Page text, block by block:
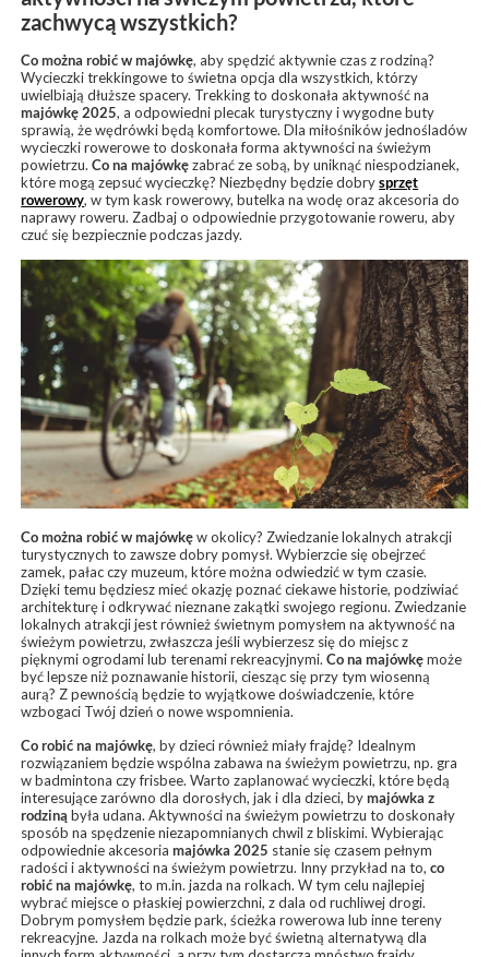
zachwycą wszystkich?
Co można robić w majówkę, aby spędzić aktywnie czas z rodziną?
Wycieczki trekkingowe to świetna opcja dla wszystkich, którzy
uwielbiają dłuższe spacery. Trekking to doskonała aktywność na
majówkę 2025, a odpowiedni plecak turystyczny i wygodne buty
sprawią, że wędrówki będą komfortowe. Dla miłośników jednośladów
wycieczki rowerowe to doskonała forma aktywności na świeżym
powietrzu.Co na majówkęzabrać ze sobą, by uniknąć niespodzianek,
które mogą zepsuć wycieczkę? Niezbędny będzie dobrysprzęt
rowerowy, w tym kask rowerowy, butelka na wodę oraz akcesoria do
naprawy roweru. Zadbaj o odpowiednie przygotowanie roweru, aby
czuć się bezpiecznie podczas jazdy.
Co można robić w majówkęw okolicy? Zwiedzanie lokalnych atrakcji
turystycznych to zawsze dobry pomysł. Wybierzcie się obejrzeć
zamek, pałac czy muzeum, które można odwiedzić w tym czasie.
Dzięki temu będziesz mieć okazję poznać ciekawe historie, podziwiać
architekturę i odkrywać nieznane zakątki swojego regionu. Zwiedzanie
lokalnych atrakcji jest również świetnym pomysłem na aktywność na
świeżym powietrzu, zwłaszcza jeśli wybierzesz się do miejsc z
pięknymi ogrodami lub terenami rekreacyjnymi.Co na majówkęmoże
być lepsze niż poznawanie historii, ciesząc się przy tym wiosenną
aurą? Z pewnością będzie to wyjątkowe doświadczenie, które
wzbogaci Twój dzień o nowe wspomnienia.
Co robić na majówkę, by dzieci również miały frajdę? Idealnym
rozwiązaniem będzie wspólna zabawa na świeżym powietrzu, np. gra
w badmintona czy frisbee. Warto zaplanować wycieczki, które będą
interesujące zarówno dla dorosłych, jak i dla dzieci, bymajówka z
rodziną była udana. Aktywności na świeżym powietrzu to doskonały
sposób na spędzenie niezapomnianych chwil z bliskimi. Wybierając
odpowiednie akcesoriamajówka 2025 stanie się czasem pełnym
radości i aktywności na świeżym powietrzu. Inny przykład na to,co
robić na majówkę, to m.in. jazda na rolkach. W tym celu najlepiej
wybrać miejsce o płaskiej powierzchni, z dala od ruchliwej drogi.
Dobrym pomysłem będzie park, ścieżka rowerowa lub inne tereny
rekreacyjne. Jazda na rolkach może być świetną alternatywą dla